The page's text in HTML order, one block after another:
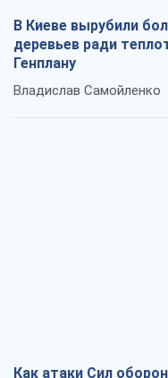
В Киеве вырубили
деревьев ради
Генплану
Владислав Самойленко
Как атаки Сил